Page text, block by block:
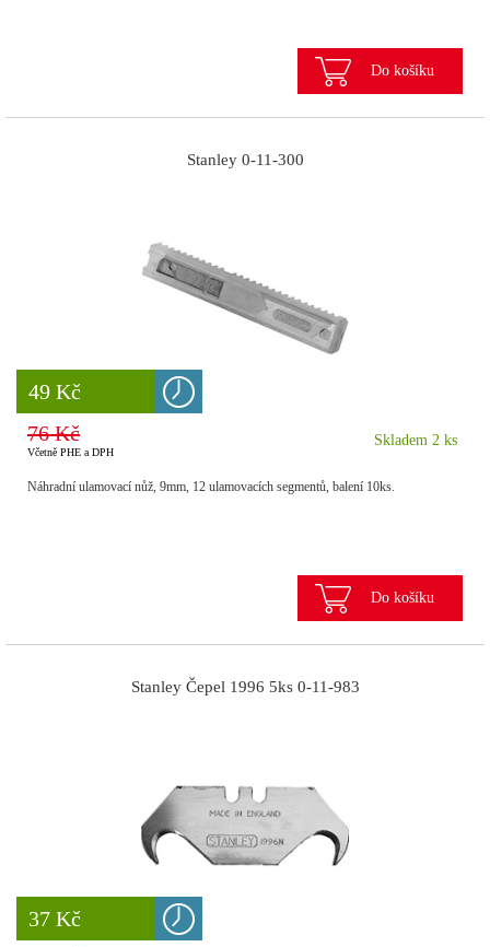
Do košíku
8 777 Kč
49 Kč
Stanley 0-11-300
76 Kč
Včetně PHE a DPH
Skladem 2 ks
Náhradní ulamovací nůž, 9mm, 12 ulamovacích segmentů, balení 10ks.
Do košíku
8 777 Kč
37 Kč
Stanley Čepel 1996 5ks 0-11-983